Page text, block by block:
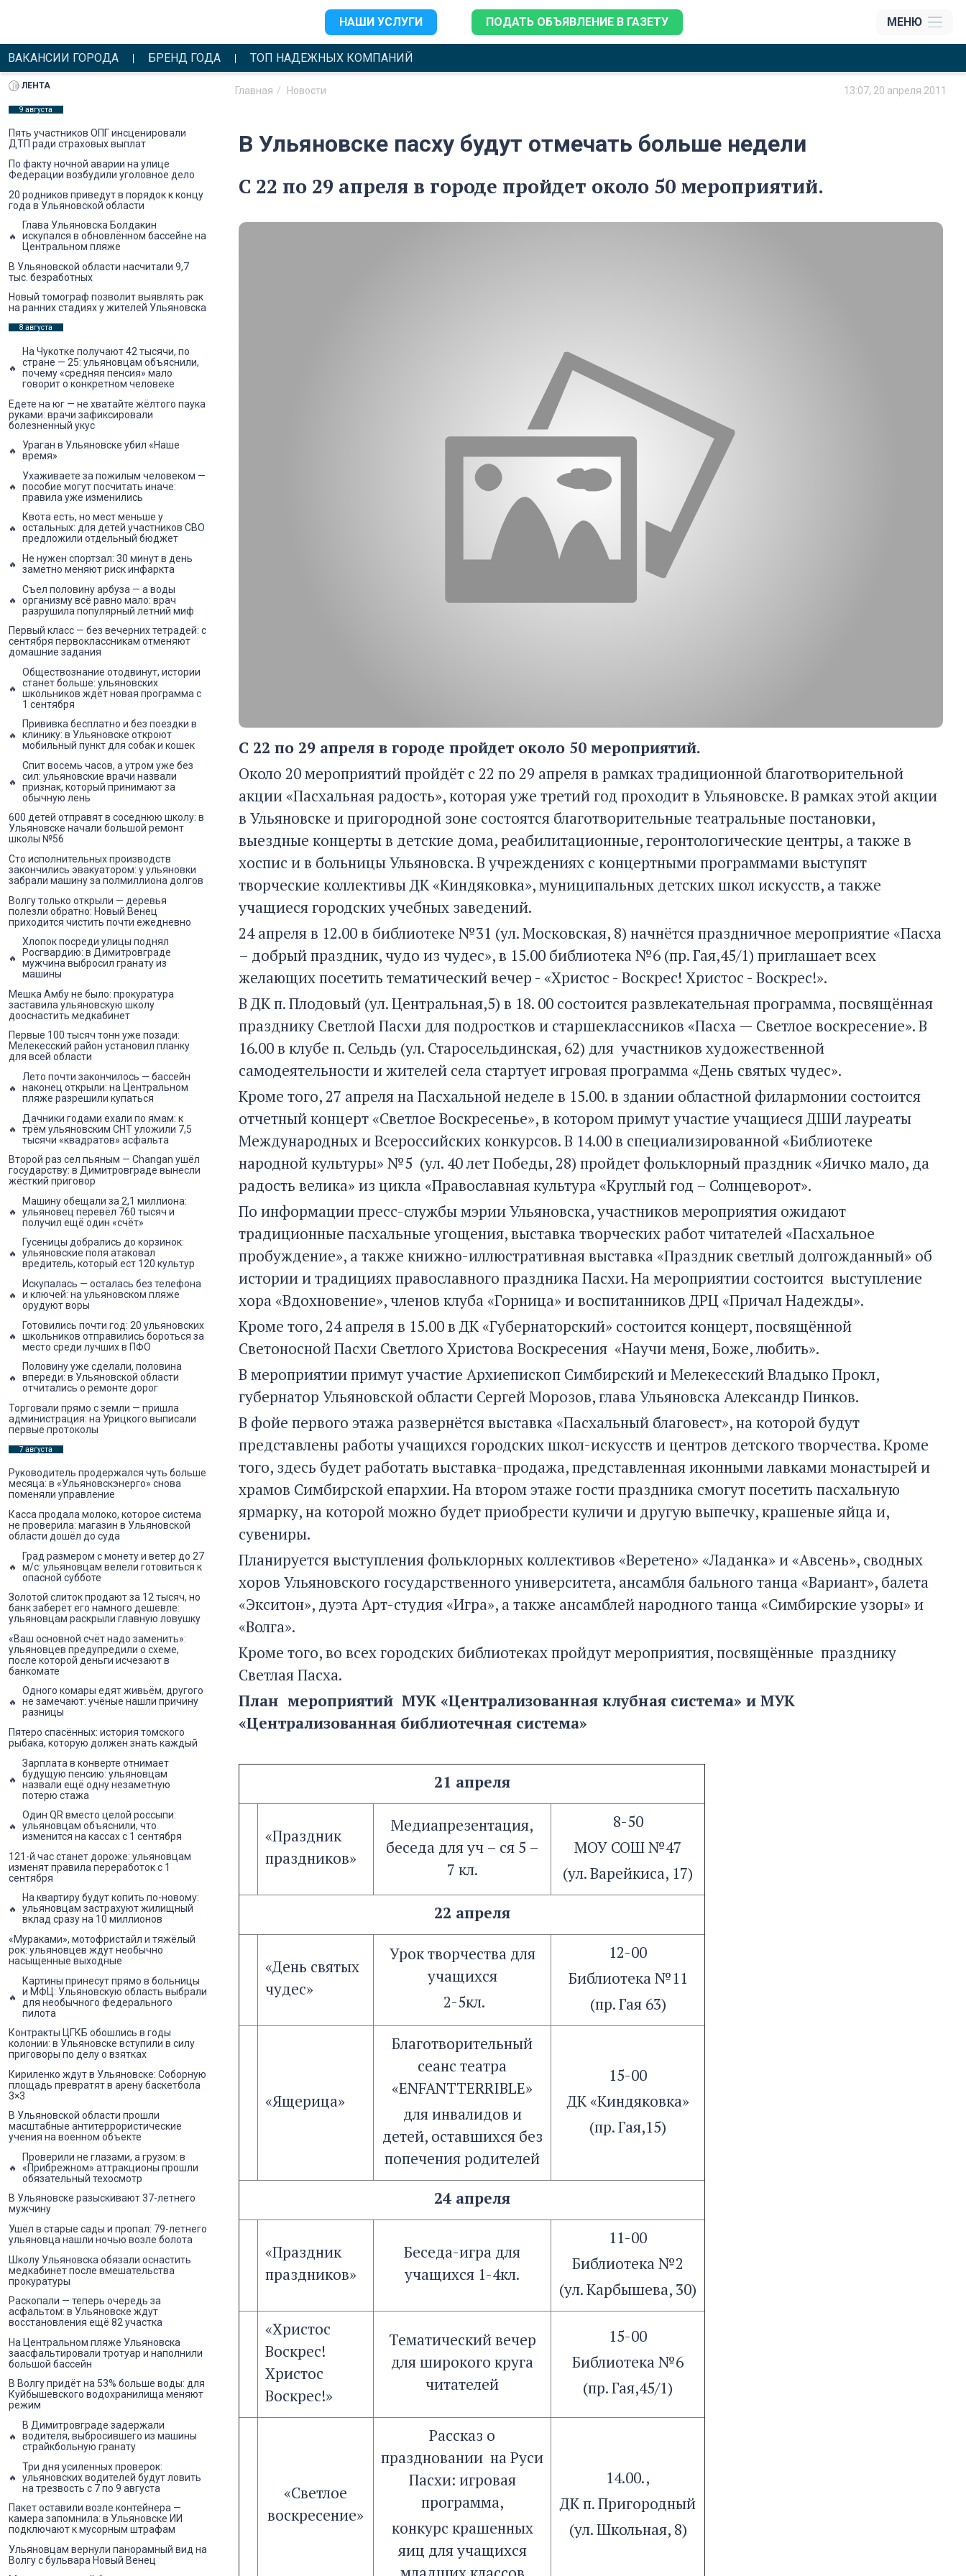
НАШИ УСЛУГИ ПОДАТЬ ОБЪЯВЛЕНИЕ В ГАЗЕТУ МЕНЮ
ВАКАНСИИ ГОРОДА БРЕНД ГОДА ТОП НАДЕЖНЫХ КОМПАНИЙ
Главная Новости 13:07, 20 апреля 2011
В Ульяновске пасху будут отмечать больше недели
С 22 по 29 апреля в городе пройдет около 50 мероприятий.
С 22 по 29 апреля в городе пройдет около 50 мероприятий.
Около 20 мероприятий пройдёт с 22 по 29 апреля в рамках традиционной благотворительной
акции «Пасхальная радость», которая уже третий год проходит в Ульяновске. В рамках этой акции
в Ульяновске и пригородной зоне состоятся благотворительные театральные постановки,
выездные концерты в детские дома, реабилитационные, геронтологические центры, а также в
хоспис и в больницы Ульяновска. В учреждениях с концертными программами выступят
творческие коллективы ДК «Киндяковка», муниципальных детских школ искусств, а также
учащиеся городских учебных заведений.
24 апреля в 12.00 в библиотеке №31 (ул. Московская, 8) начнётся праздничное мероприятие «Пасха
– добрый праздник, чудо из чудес», в 15.00 библиотека №6 (пр. Гая,45/1) приглашает всех
желающих посетить тематический вечер - «Христос - Воскрес! Христос - Воскрес!».
В ДК п. Плодовый (ул. Центральная,5) в 18. 00 состоится развлекательная программа, посвящённая
празднику Светлой Пасхи для подростков и старшеклассников «Пасха — Светлое воскресение». В
16.00 в клубе п. Сельдь (ул. Старосельдинская, 62) для участников художественной
самодеятельности и жителей села стартует игровая программа «День святых чудес».
Кроме того, 27 апреля на Пасхальной неделе в 15.00. в здании областной филармонии состоится
отчетный концерт «Светлое Воскресенье», в котором примут участие учащиеся ДШИ лауреаты
Международных и Всероссийских конкурсов. В 14.00 в специализированной «Библиотеке
народной культуры» №5 (ул. 40 лет Победы, 28) пройдет фольклорный праздник «Яичко мало, да
радость велика» из цикла «Православная культура «Круглый год – Солнцеворот».
По информации пресс-службы мэрии Ульяновска, участников мероприятия ожидают
традиционные пасхальные угощения, выставка творческих работ читателей «Пасхальное
пробуждение», а также книжно-иллюстративная выставка «Праздник светлый долгожданный» об
истории и традициях православного праздника Пасхи. На мероприятии состоится выступление
хора «Вдохновение», членов клуба «Горница» и воспитанников ДРЦ «Причал Надежды».
Кроме того, 24 апреля в 15.00 в ДК «Губернаторский» состоится концерт, посвящённой
Светоносной Пасхи Светлого Христова Воскресения «Научи меня, Боже, любить».
В мероприятии примут участие Архиепископ Симбирский и Мелекесский Владыко Прокл,
губернатор Ульяновской области Сергей Морозов, глава Ульяновска Александр Пинков.
В фойе первого этажа развернётся выставка «Пасхальный благовест», на которой будут
представлены работы учащихся городских школ-искусств и центров детского творчества. Кроме
того, здесь будет работать выставка-продажа, представленная иконными лавками монастырей и
храмов Симбирской епархии. На втором этаже гости праздника смогут посетить пасхальную
ярмарку, на которой можно будет приобрести куличи и другую выпечку, крашеные яйца и,
сувениры.
Планируется выступления фольклорных коллективов «Веретено» «Ладанка» и «Авсень», сводных
хоров Ульяновского государственного университета, ансамбля бального танца «Вариант», балета
«Экситон», дуэта Арт-студия «Игра», а также ансамблей народного танца «Симбирские узоры» и
«Волга».
Кроме того, во всех городских библиотеках пройдут мероприятия, посвящённые празднику
Светлая Пасха.
План мероприятий МУК «Централизованная клубная система» и МУК
«Централизованная библиотечная система»
21 апреля
«Праздник
праздников»
Медиапрезентация,
беседа для уч – ся 5 –
7 кл.
8-50
МОУ СОШ №47
(ул. Варейкиса, 17)
22 апреля
«День святых
чудес»
Урок творчества для
учащихся
2-5кл.
12-00
Библиотека №11
(пр. Гая 63)
«Ящерица»
Благотворительный
сеанс театра
«ENFANTTERRIBLE»
для инвалидов и
детей, оставшихся без
попечения родителей
15-00
ДК «Киндяковка»
(пр. Гая,15)
24 апреля
«Праздник
праздников»
Беседа-игра для
учащихся 1-4кл.
11-00
Библиотека №2
(ул. Карбышева, 30)
«Христос
Воскрес!
Христос
Воскрес!»
Тематический вечер
для широкого круга
читателей
15-00
Библиотека №6
(пр. Гая,45/1)
«Светлое
воскресение»
Рассказ о
праздновании на Руси
Пасхи: игровая
программа,
конкурс крашенных
яиц для учащихся
14.00.,
ДК п. Пригородный
(ул. Школьная, 8)
ЛЕНТА
9 августа
Пять участников ОПГ инсценировали
ДТП ради страховых выплат
По факту ночной аварии на улице
Федерации возбудили уголовное дело
20 родников приведут в порядок к концу
года в Ульяновской области
Глава Ульяновска Болдакин
искупался в обновлённом бассейне на
Центральном пляже
В Ульяновской области насчитали 9,7
тыс. безработных
Новый томограф позволит выявлять рак
на ранних стадиях у жителей Ульяновска
8 августа
На Чукотке получают 42 тысячи, по
стране — 25: ульяновцам объяснили,
почему «средняя пенсия» мало
говорит о конкретном человеке
Едете на юг — не хватайте жёлтого паука
руками: врачи зафиксировали
болезненный укус
Ураган в Ульяновске убил «Наше
время»
Ухаживаете за пожилым человеком —
пособие могут посчитать иначе:
правила уже изменились
Квота есть, но мест меньше у
остальных: для детей участников СВО
предложили отдельный бюджет
Не нужен спортзал: 30 минут в день
заметно меняют риск инфаркта
Съел половину арбуза — а воды
организму всё равно мало: врач
разрушила популярный летний миф
Первый класс — без вечерних тетрадей: с
сентября первоклассникам отменяют
домашние задания
Обществознание отодвинут, истории
станет больше: ульяновских
школьников ждёт новая программа с
1 сентября
Прививка бесплатно и без поездки в
клинику: в Ульяновске откроют
мобильный пункт для собак и кошек
Спит восемь часов, а утром уже без
сил: ульяновские врачи назвали
признак, который принимают за
обычную лень
600 детей отправят в соседнюю школу: в
Ульяновске начали большой ремонт
школы №56
Сто исполнительных производств
закончились эвакуатором: у ульяновки
забрали машину за полмиллиона долгов
Волгу только открыли — деревья
полезли обратно: Новый Венец
приходится чистить почти ежедневно
Хлопок посреди улицы поднял
Росгвардию: в Димитровграде
мужчина выбросил гранату из
машины
Мешка Амбу не было: прокуратура
заставила ульяновскую школу
дооснастить медкабинет
Первые 100 тысяч тонн уже позади:
Мелекесский район установил планку
для всей области
Лето почти закончилось — бассейн
наконец открыли: на Центральном
пляже разрешили купаться
Дачники годами ехали по ямам: к
трём ульяновским СНТ уложили 7,5
тысячи «квадратов» асфальта
Второй раз сел пьяным — Changan ушёл
государству: в Димитровграде вынесли
жёсткий приговор
Машину обещали за 2,1 миллиона:
ульяновец перевёл 760 тысяч и
получил ещё один «счёт»
Гусеницы добрались до корзинок:
ульяновские поля атаковал
вредитель, который ест 120 культур
Искупалась — осталась без телефона
и ключей: на ульяновском пляже
орудуют воры
Готовились почти год: 20 ульяновских
школьников отправились бороться за
место среди лучших в ПФО
Половину уже сделали, половина
впереди: в Ульяновской области
отчитались о ремонте дорог
Торговали прямо с земли — пришла
администрация: на Урицкого выписали
первые протоколы
7 августа
Руководитель продержался чуть больше
месяца: в «Ульяновскэнерго» снова
поменяли управление
Касса продала молоко, которое система
не проверила: магазин в Ульяновской
области дошёл до суда
Град размером с монету и ветер до 27
м/с: ульяновцам велели готовиться к
опасной субботе
Золотой слиток продают за 12 тысяч, но
банк заберёт его намного дешевле:
ульяновцам раскрыли главную ловушку
«Ваш основной счёт надо заменить»:
ульяновцев предупредили о схеме,
после которой деньги исчезают в
банкомате
Одного комары едят живьём, другого
не замечают: учёные нашли причину
разницы
Пятеро спасённых: история томского
рыбака, которую должен знать каждый
Зарплата в конверте отнимает
будущую пенсию: ульяновцам
назвали ещё одну незаметную
потерю стажа
Один QR вместо целой россыпи:
ульяновцам объяснили, что
изменится на кассах с 1 сентября
121-й час станет дороже: ульяновцам
изменят правила переработок с 1
сентября
На квартиру будут копить по-новому:
ульяновцам застрахуют жилищный
вклад сразу на 10 миллионов
«Мураками», мотофристайл и тяжёлый
рок: ульяновцев ждут необычно
насыщенные выходные
Картины принесут прямо в больницы
и МФЦ: Ульяновскую область выбрали
для необычного федерального
пилота
Контракты ЦГКБ обошлись в годы
колонии: в Ульяновске вступили в силу
приговоры по делу о взятках
Кириленко ждут в Ульяновске: Соборную
площадь превратят в арену баскетбола
3×3
В Ульяновской области прошли
масштабные антитеррористические
учения на военном объекте
Проверили не глазами, а грузом: в
«Прибрежном» аттракционы прошли
обязательный техосмотр
В Ульяновске разыскивают 37-летнего
мужчину
Ушёл в старые сады и пропал: 79-летнего
ульяновца нашли ночью возле болота
Школу Ульяновска обязали оснастить
медкабинет после вмешательства
прокуратуры
Раскопали — теперь очередь за
асфальтом: в Ульяновске ждут
восстановления ещё 82 участка
На Центральном пляже Ульяновска
заасфальтировали тротуар и наполнили
большой бассейн
В Волгу придёт на 53% больше воды: для
Куйбышевского водохранилища меняют
режим
В Димитровграде задержали
водителя, выбросившего из машины
страйкбольную гранату
Три дня усиленных проверок:
ульяновских водителей будут ловить
на трезвость с 7 по 9 августа
Пакет оставили возле контейнера —
камера запомнила: в Ульяновске ИИ
подключают к мусорным штрафам
Ульяновцам вернули панорамный вид на
Волгу с бульвара Новый Венец